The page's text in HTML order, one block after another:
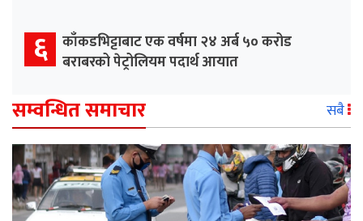
६ काँकडभिट्टाबाट एक वर्षमा २४ अर्ब ५० करोड
बराबरको पेट्रोलियम पदार्थ आयात
सम्वन्धित समाचार सबै